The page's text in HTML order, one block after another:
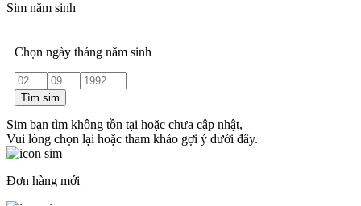
Sim năm sinh
Chọn ngày tháng năm sinh
Tìm sim
Sim bạn tìm không tồn tại hoặc chưa cập nhật,
Vui lòng chọn lại hoặc tham khảo gợi ý dưới đây.
Đơn hàng mới